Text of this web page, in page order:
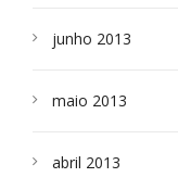
junho 2013
maio 2013
abril 2013